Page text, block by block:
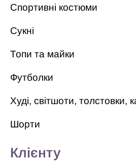
Спортивні костюми
Сукні
Топи та майки
Футболки
Худі, світшоти, толстовки,
Шорти
Клієнту